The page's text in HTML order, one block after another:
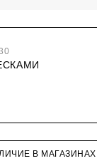
В МАГАЗИНАХ